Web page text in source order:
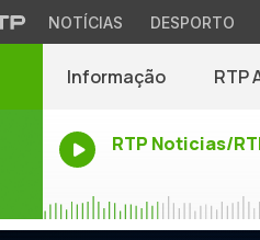
NOTÍCIAS DESPORTO
Informação RTP
RTP Noticias/